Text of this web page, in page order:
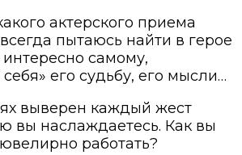
актерского приема
пытаюсь найти в герое
интересно самому,
его судьбу, его мысли…
выверен каждый жест
вы наслаждаетесь. Как вы
работать?